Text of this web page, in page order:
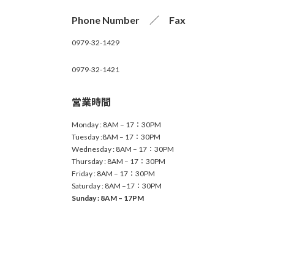
Phone Number ／ Fax
0979-32-1429
0979-32-1421
営業時間
Monday : 8AM – 17：30PM
Tuesday :8AM – 17：30PM
Wednesday : 8AM – 17：30PM
Thursday : 8AM – 17：30PM
Friday : 8AM – 17：30PM
Saturday : 8AM –17：30PM
Sunday : 8AM – 17PM